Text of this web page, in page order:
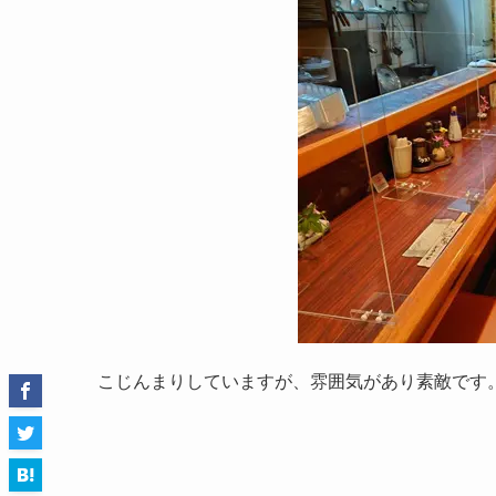
こじんまりしていますが、雰囲気があり素敵です